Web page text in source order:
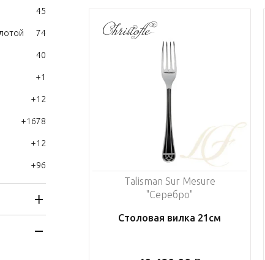
45
74
40
+1
+12
+1678
+12
+96
Talisman Sur Mesure
"Серебро"
Столовая вилка 21см